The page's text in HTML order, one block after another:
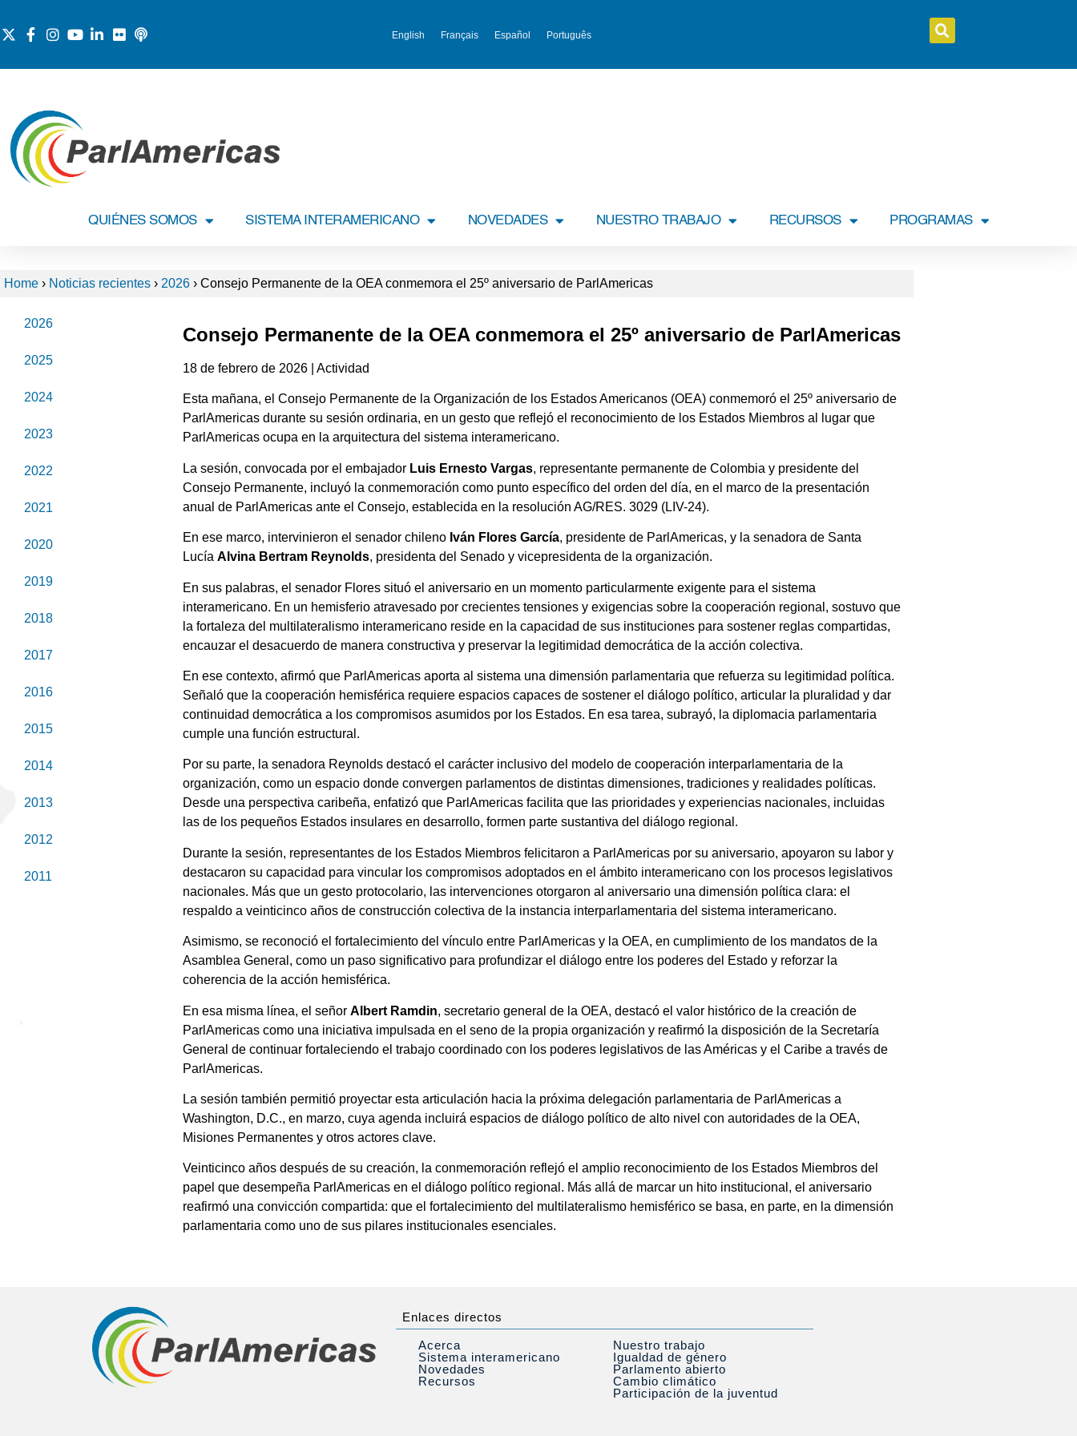
English Français Español Português
QUIÉNES SOMOS SISTEMA INTERAMERICANO NOVEDADES NUESTRO TRABAJO RECURSOS PROGRAMAS
Home › Noticias recientes › 2026 › Consejo Permanente de la OEA conmemora el 25º aniversario de ParlAmericas
2026
2025
2024
2023
2022
2021
2020
2019
2018
2017
2016
2015
2014
2013
2012
2011
Consejo Permanente de la OEA conmemora el 25º aniversario de ParlAmericas
18 de febrero de 2026 | Actividad
Esta mañana, el Consejo Permanente de la Organización de los Estados Americanos (OEA) conmemoró el 25º aniversario de
ParlAmericas durante su sesión ordinaria, en un gesto que reflejó el reconocimiento de los Estados Miembros al lugar que
ParlAmericas ocupa en la arquitectura del sistema interamericano.
La sesión, convocada por el embajador Luis Ernesto Vargas, representante permanente de Colombia y presidente del
Consejo Permanente, incluyó la conmemoración como punto específico del orden del día, en el marco de la presentación
anual de ParlAmericas ante el Consejo, establecida en la resolución AG/RES. 3029 (LIV-24).
En ese marco, intervinieron el senador chileno Iván Flores García, presidente de ParlAmericas, y la senadora de Santa
LucíaAlvina Bertram Reynolds, presidenta del Senado y vicepresidenta de la organización.
En sus palabras, el senador Flores situó el aniversario en un momento particularmente exigente para el sistema
interamericano. En un hemisferio atravesado por crecientes tensiones y exigencias sobre la cooperación regional, sostuvo que
la fortaleza del multilateralismo interamericano reside en la capacidad de sus instituciones para sostener reglas compartidas,
encauzar el desacuerdo de manera constructiva y preservar la legitimidad democrática de la acción colectiva.
En ese contexto, afirmó que ParlAmericas aporta al sistema una dimensión parlamentaria que refuerza su legitimidad política.
Señaló que la cooperación hemisférica requiere espacios capaces de sostener el diálogo político, articular la pluralidad y dar
continuidad democrática a los compromisos asumidos por los Estados. En esa tarea, subrayó, la diplomacia parlamentaria
cumple una función estructural.
Por su parte, la senadora Reynolds destacó el carácter inclusivo del modelo de cooperación interparlamentaria de la
organización, como un espacio donde convergen parlamentos de distintas dimensiones, tradiciones y realidades políticas.
Desde una perspectiva caribeña, enfatizó que ParlAmericas facilita que las prioridades y experiencias nacionales, incluidas
las de los pequeños Estados insulares en desarrollo, formen parte sustantiva del diálogo regional.
Durante la sesión, representantes de los Estados Miembros felicitaron a ParlAmericas por su aniversario, apoyaron su labor y
destacaron su capacidad para vincular los compromisos adoptados en el ámbito interamericano con los procesos legislativos
nacionales. Más que un gesto protocolario, las intervenciones otorgaron al aniversario una dimensión política clara: el
respaldo a veinticinco años de construcción colectiva de la instancia interparlamentaria del sistema interamericano.
Asimismo, se reconoció el fortalecimiento del vínculo entre ParlAmericas y la OEA, en cumplimiento de los mandatos de la
Asamblea General, como un paso significativo para profundizar el diálogo entre los poderes del Estado y reforzar la
coherencia de la acción hemisférica.
En esa misma línea, el señorAlbert Ramdin, secretario general de la OEA, destacó el valor histórico de la creación de
ParlAmericas como una iniciativa impulsada en el seno de la propia organización y reafirmó la disposición de la Secretaría
General de continuar fortaleciendo el trabajo coordinado con los poderes legislativos de las Américas y el Caribe a través de
ParlAmericas.
La sesión también permitió proyectar esta articulación hacia la próxima delegación parlamentaria de ParlAmericas a
Washington, D.C., en marzo, cuya agenda incluirá espacios de diálogo político de alto nivel con autoridades de la OEA,
Misiones Permanentes y otros actores clave.
Veinticinco años después de su creación, la conmemoración reflejó el amplio reconocimiento de los Estados Miembros del
papel que desempeña ParlAmericas en el diálogo político regional. Más allá de marcar un hito institucional, el aniversario
reafirmó una convicción compartida: que el fortalecimiento del multilateralismo hemisférico se basa, en parte, en la dimensión
parlamentaria como uno de sus pilares institucionales esenciales.
Enlaces directos
Acerca
Sistema interamericano
Novedades
Recursos
Nuestro trabajo
Igualdad de género
Parlamento abierto
Cambio climático
Participación de la juventud